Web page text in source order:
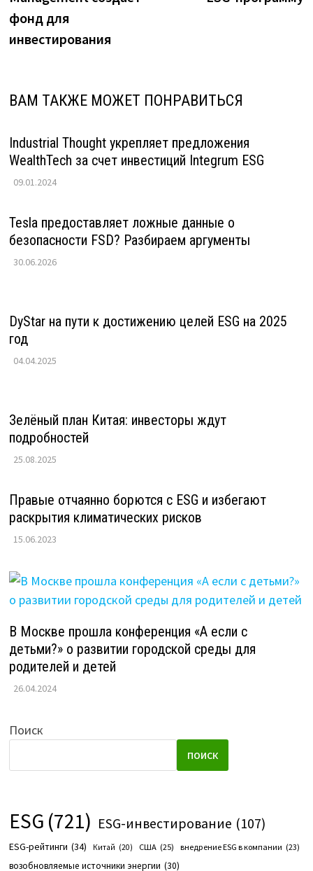
записям
фонд для
инвестирования
ВАМ ТАКЖЕ МОЖЕТ ПОНРАВИТЬСЯ
Industrial Thought укрепляет предложения
WealthTech за счет инвестиций Integrum ESG
09.01.2024
Tesla предоставляет ложные данные о
безопасности FSD? Разбираем аргументы
30.06.2026
DyStar на пути к достижению целей ESG на 2025
год
04.04.2025
Зелёный план Китая: инвесторы ждут
подробностей
25.08.2025
Правые отчаянно борются с ESG и избегают
раскрытия климатических рисков
15.06.2023
В Москве прошла конференция «А если с
детьми?» о развитии городской среды для
родителей и детей
26.04.2024
Поиск
ПОИСК
ESG (721) ESG-инвестирование (107)
ESG-рейтинги (34) Китай (20) США (25) внедрение ESG в компании (23)
возобновляемые источники энергии (30)